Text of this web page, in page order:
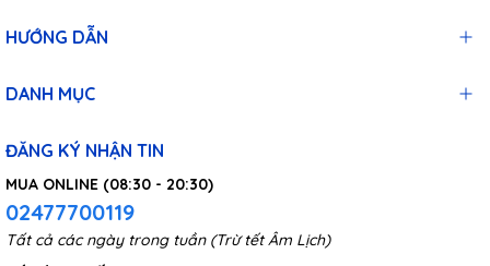
HƯỚNG DẪN
DANH MỤC
ĐĂNG KÝ NHẬN TIN
MUA ONLINE (08:30 - 20:30)
02477700119
Tất cả các ngày trong tuần (Trừ tết Âm Lịch)